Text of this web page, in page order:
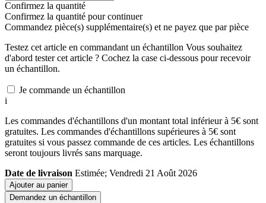
Confirmez la quantité
Confirmez la quantité pour continuer
Commandez pièce(s) supplémentaire(s) et ne payez que par pièce
Testez cet article en commandant un échantillon Vous souhaitez
d'abord tester cet article ? Cochez la case ci-dessous pour recevoir
un échantillon.
Je commande un échantillon
i
Les commandes d'échantillons d'un montant total inférieur à 5€ sont
gratuites. Les commandes d'échantillons supérieures à 5€ sont
gratuites si vous passez commande de ces articles. Les échantillons
seront toujours livrés sans marquage.
Date de livraison Estimée; Vendredi 21 Août 2026
Ajouter au panier
Demandez un échantillon